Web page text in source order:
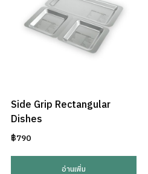
Side Grip Rectangular
Dishes
฿790
อ่านเพิ่ม